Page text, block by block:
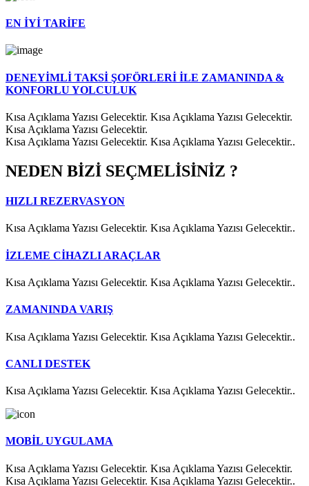
EN İYİ TARİFE
DENEYİMLİ TAKSİ ŞOFÖRLERİ İLE ZAMANINDA &
KONFORLU YOLCULUK
Kısa Açıklama Yazısı Gelecektir. Kısa Açıklama Yazısı Gelecektir.
Kısa Açıklama Yazısı Gelecektir.
Kısa Açıklama Yazısı Gelecektir. Kısa Açıklama Yazısı Gelecektir..
NEDEN BİZİ SEÇMELİSİNİZ ?
HIZLI REZERVASYON
Kısa Açıklama Yazısı Gelecektir. Kısa Açıklama Yazısı Gelecektir..
İZLEME CİHAZLI ARAÇLAR
Kısa Açıklama Yazısı Gelecektir. Kısa Açıklama Yazısı Gelecektir..
ZAMANINDA VARIŞ
Kısa Açıklama Yazısı Gelecektir. Kısa Açıklama Yazısı Gelecektir..
CANLI DESTEK
Kısa Açıklama Yazısı Gelecektir. Kısa Açıklama Yazısı Gelecektir..
MOBİL UYGULAMA
Kısa Açıklama Yazısı Gelecektir. Kısa Açıklama Yazısı Gelecektir.
Kısa Açıklama Yazısı Gelecektir. Kısa Açıklama Yazısı Gelecektir..